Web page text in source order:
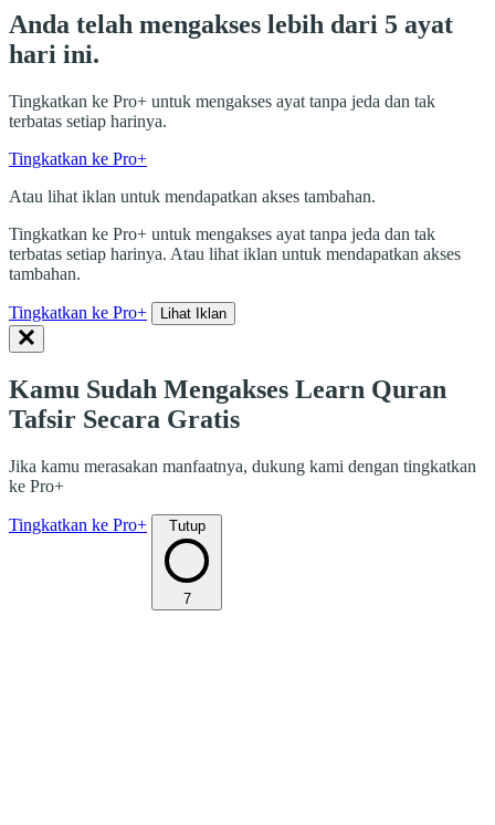
Anda telah mengakses lebih dari 5 ayat
hari ini.
Tingkatkan ke Pro+ untuk mengakses ayat tanpa jeda dan tak
terbatas setiap harinya.
Tingkatkan ke Pro+
Atau lihat iklan untuk mendapatkan akses tambahan.
Tingkatkan ke Pro+ untuk mengakses ayat tanpa jeda dan tak
terbatas setiap harinya. Atau lihat iklan untuk mendapatkan akses
tambahan.
Tingkatkan ke Pro+ Lihat Iklan
Kamu Sudah Mengakses Learn Quran
Tafsir Secara Gratis
Jika kamu merasakan manfaatnya, dukung kami dengan tingkatkan
ke Pro+
Tingkatkan ke Pro+ Tutup
7